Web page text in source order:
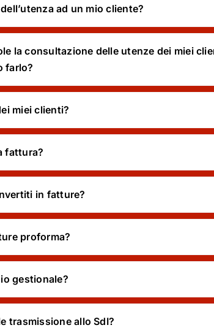
ad un mio cliente?
la consultazione delle utenze dei miei
farlo?
miei clienti?
fattura?
in fatture?
proforma?
gestionale?
trasmissione allo SdI?